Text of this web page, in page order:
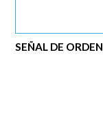
SEÑAL DE ORDEN